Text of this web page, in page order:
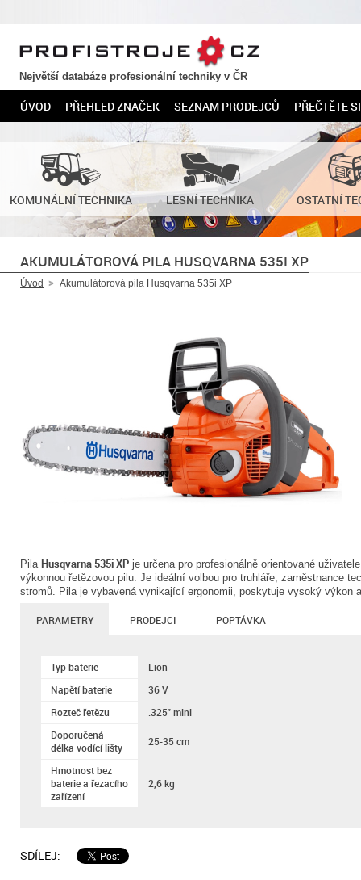
PROFISTROJE.CZ
Největší databáze profesionální techniky v ČR
ÚVOD PŘEHLED ZNAČEK SEZNAM PRODEJCŮ PŘEČTĚTE SI
KOMUNÁLNÍ TECHNIKA LESNÍ TECHNIKA OSTATNÍ
AKUMULÁTOROVÁ PILA HUSQVARNA 535I XP
Úvod Akumulátorová pila Husqvarna 535i XP
Pila Husqvarna 535i XP je určena pro profesionálně orientované
výkonnou řetězovou pilu. Je ideální volbou pro truhláře, zaměstnance
stromů. Pila je vybavená vynikající ergonomii, poskytuje vysoký výkon
PARAMETRY PRODEJCI POPTÁVKA
Typ baterie
Lion
Napětí baterie
36 V
Rozteč řetězu
.325" mini
Doporučená
délka vodící lišty
25-35 cm
Hmotnost bez
baterie a řezacího
zařízení
2,6 kg
SDÍLEJ: